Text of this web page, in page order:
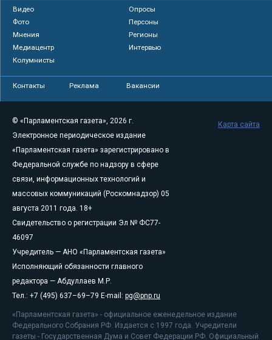
Видео
Опросы
Фото
Персоны
Мнения
Регионы
Медиацентр
Интервью
Колумнисты
Контакты Реклама Вакансии
© «Парламентская газета», 2026 г.
Электронное периодическое издание
«Парламентская газета» зарегистрировано в
Федеральной службе по надзору в сфере
связи, информационных технологий и
массовых коммуникаций (Роскомнадзор) 05
августа 2011 года. 18+
Свидетельство о регистрации Эл № ФС77-
46097
Учредитель — АНО «Парламентская газета»
Исполняющий обязанности главного
редактора — Абдуллаев М.Р.
Тел.: +7 (495) 637–69–79 E-mail: pg@pnp.ru
«Парламентская газета» - официальное еженедельное издание
Федерального Собрания РФ. Издается с 1997 года. Учредители
газеты - Государственная Дума и Совет Федерации РФ. Официальный
Карта сайта